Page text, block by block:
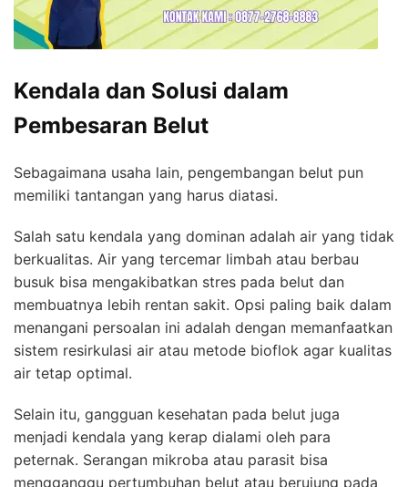
Kendala dan Solusi dalam
Pembesaran Belut
Sebagaimana usaha lain, pengembangan belut pun
memiliki tantangan yang harus diatasi.
Salah satu kendala yang dominan adalah air yang tidak
berkualitas. Air yang tercemar limbah atau berbau
busuk bisa mengakibatkan stres pada belut dan
membuatnya lebih rentan sakit. Opsi paling baik dalam
menangani persoalan ini adalah dengan memanfaatkan
sistem resirkulasi air atau metode bioflok agar kualitas
air tetap optimal.
Selain itu, gangguan kesehatan pada belut juga
menjadi kendala yang kerap dialami oleh para
peternak. Serangan mikroba atau parasit bisa
mengganggu pertumbuhan belut atau berujung pada